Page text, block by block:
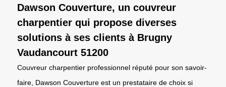
Dawson Couverture, un couvreur
charpentier qui propose diverses
solutions à ses clients à Brugny
Vaudancourt 51200
Couvreur charpentier professionnel réputé pour son savoir-
faire, Dawson Couverture est un prestataire de choix si